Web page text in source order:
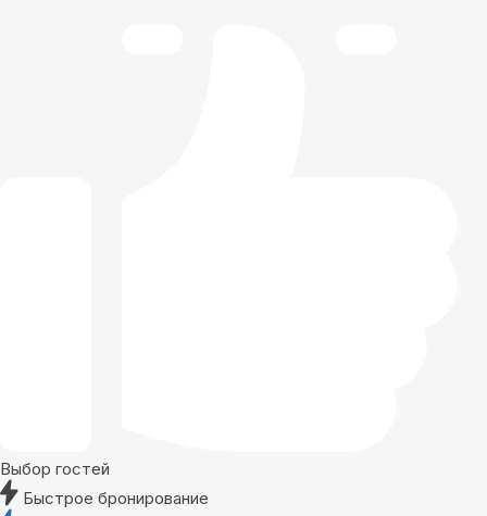
Выбор гостей
Быстрое бронирование